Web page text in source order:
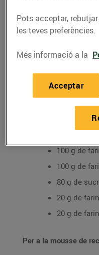
Pastís de
Ingredients per a 4
Per a la 'daquoise'
220 g de
100 g de
100 g de
80 g de
20 g de
20 g de
Per a la mousse de
Pots acceptar,
les teves preferències.
Més informació a la
Acceptar